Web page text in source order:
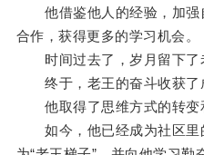
他借鉴他人的经验，加强
合作，获得更多的学习机会。
时间过去了，岁月留下了
终于，老王的奋斗收获了
他取得了思维方式的转变
如今，他已经成为社区里